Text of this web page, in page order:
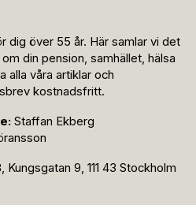
dig över 55 år. Här samlar vi det
din pension, samhället, hälsa
alla våra artiklar och
kostnadsfritt.
Staffan Ekberg
9, 111 43 Stockholm